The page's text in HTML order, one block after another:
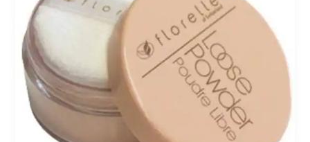
2025:
بودرة
فلوريلا
مخملية